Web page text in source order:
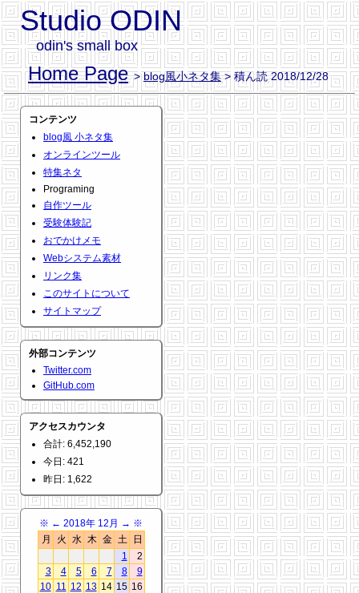
Studio ODIN
odin's small box
Home Page >blog風小ネタ集> 積ん読 2018/12/28
コンテンツ
blog風 小ネタ集
オンラインツール
特集ネタ
Programing
自作ツール
受験体験記
おでかけメモ
Webシステム素材
リンク集
このサイトについて
サイトマップ
外部コンテンツ
Twitter.com
GitHub.com
アクセスカウンタ
合計: 6,452,190
今日: 421
昨日: 1,622
※ ← 2018年 12月 → ※
月
火 水 木 金 土
日
1
2
3
4 5 6 7 8
9
10 11 12 13 14 15 16